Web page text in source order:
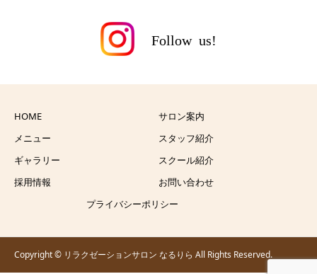
HOME
サロン案内
メニュー
スタッフ紹介
ギャラリー
スクール紹介
採用情報
お問い合わせ
プライバシーポリシー
Copyright © リラクゼーションサロン なるりら All Rights Reserved.